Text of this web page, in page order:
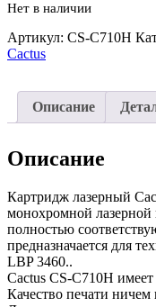
Нет в наличии
Артикул: CS-C710H
Cactus
Описание
Описание
Картридж лазерный
монохромной
полностью
предназначается для
LBP 3460..
Cactus CS-C710H
Качество печати ничем